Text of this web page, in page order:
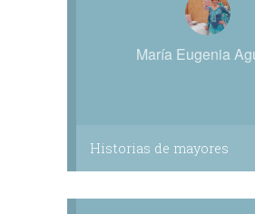
María Eugenia
Historias de mayores